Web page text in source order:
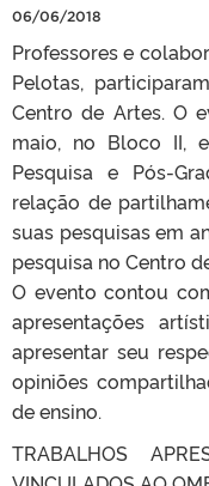
06/06/2018
Professores e
Pelotas,
Centro de Artes. O
maio, no Bloco II,
Pesquisa e Pós-
relação de
suas pesquisas em
pesquisa no Centro
O evento contou
apresentações
apresentar seu
opiniões
de ensino.
TRABALHOS